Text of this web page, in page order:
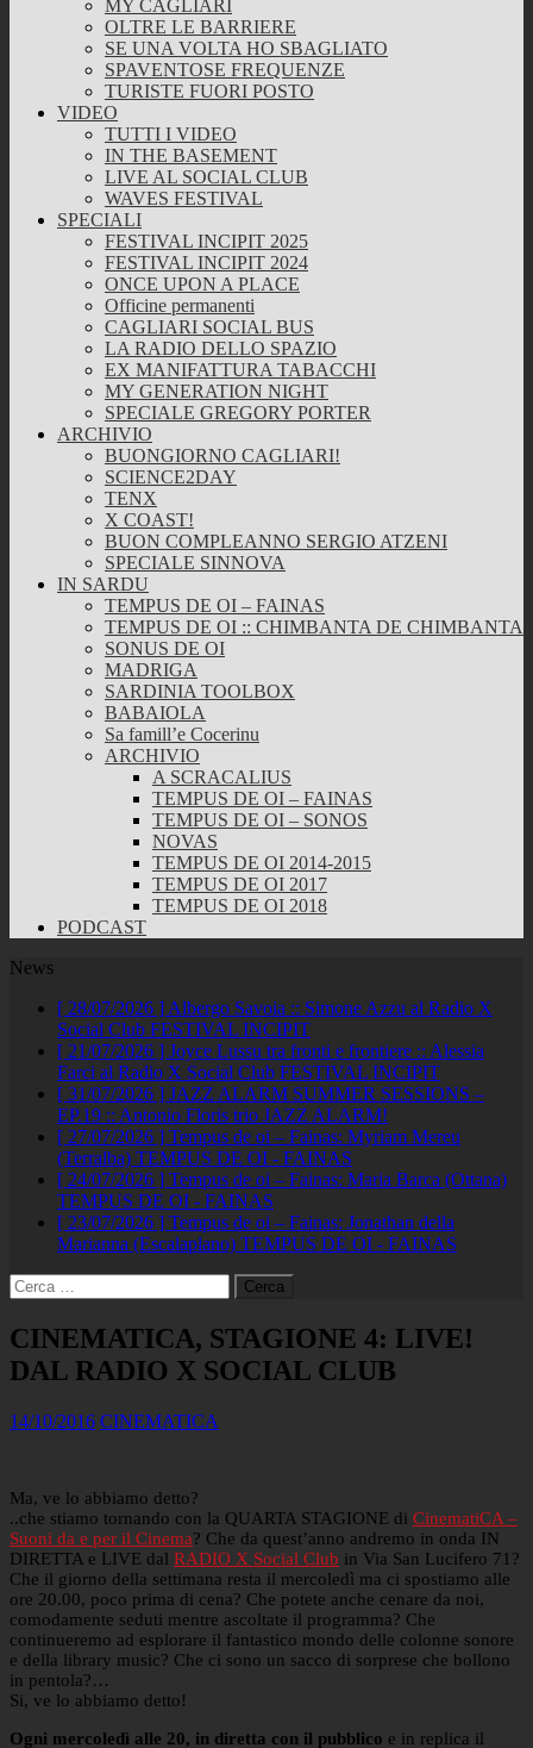
MY CAGLIARI
OLTRE LE BARRIERE
SE UNA VOLTA HO SBAGLIATO
SPAVENTOSE FREQUENZE
TURISTE FUORI POSTO
VIDEO
TUTTI I VIDEO
IN THE BASEMENT
LIVE AL SOCIAL CLUB
WAVES FESTIVAL
SPECIALI
FESTIVAL INCIPIT 2025
FESTIVAL INCIPIT 2024
ONCE UPON A PLACE
Officine permanenti
CAGLIARI SOCIAL BUS
LA RADIO DELLO SPAZIO
EX MANIFATTURA TABACCHI
MY GENERATION NIGHT
SPECIALE GREGORY PORTER
ARCHIVIO
BUONGIORNO CAGLIARI!
SCIENCE2DAY
TENX
X COAST!
BUON COMPLEANNO SERGIO ATZENI
SPECIALE SINNOVA
IN SARDU
TEMPUS DE OI – FAINAS
TEMPUS DE OI :: CHIMBANTA DE CHIMBANTA
SONUS DE OI
MADRIGA
SARDINIA TOOLBOX
BABAIOLA
Sa famill’e Cocerinu
ARCHIVIO
A SCRACALIUS
TEMPUS DE OI – FAINAS
TEMPUS DE OI – SONOS
NOVAS
TEMPUS DE OI 2014-2015
TEMPUS DE OI 2017
TEMPUS DE OI 2018
PODCAST
News
[ 28/07/2026 ] Albergo Savoia :: Simone Azzu al Radio X
Social Club FESTIVAL INCIPIT
[ 21/07/2026 ] Joyce Lussu tra fronti e frontiere :: Alessia
Farci al Radio X Social Club FESTIVAL INCIPIT
[ 31/07/2026 ] JAZZ ALARM SUMMER SESSIONS –
EP.19 :: Antonio Floris trio JAZZ ALARM!
[ 27/07/2026 ] Tempus de oi – Fainas: Myriam Mereu
(Terralba) TEMPUS DE OI - FAINAS
[ 24/07/2026 ] Tempus de oi – Fainas: Maria Barca (Ottana)
TEMPUS DE OI - FAINAS
[ 23/07/2026 ] Tempus de oi – Fainas: Jonathan della
Marianna (Escalaplano) TEMPUS DE OI - FAINAS
Ricerca
per:
CINEMATICA, STAGIONE 4: LIVE!
DAL RADIO X SOCIAL CLUB
14/10/2016 CINEMATICA
Ma, ve lo abbiamo detto?
..che stiamo tornando con la QUARTA STAGIONE di CinematiCA –
Suoni da e per il Cinema? Che da quest’anno andremo in onda IN
DIRETTA e LIVE dal RADIO X Social Club in Via San Lucifero 71?
Che il giorno della settimana resta il mercoledì ma ci spostiamo alle
ore 20.00, poco prima di cena? Che potete anche cenare da noi,
comodamente seduti mentre ascoltate il programma? Che
continueremo ad esplorare il fantastico mondo delle colonne sonore
e della library music? Che ci sono un sacco di sorprese che bollono
in pentola?…
Si, ve lo abbiamo detto!
Ogni mercoledì alle 20, in diretta con il pubblico e in replica il